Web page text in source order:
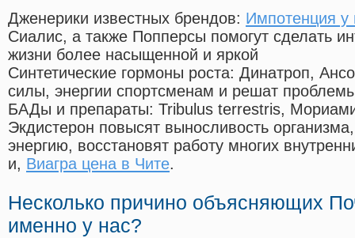
Дженерики известных брендов: Импотенция у
Сиалис, а также Попперсы помогут сделать
жизни более насыщенной и яркой
Синтетические гормоны роста: Динатроп,
силы, энергии спортсменам и решат
БАДы и препараты: Tribulus terrestris,
Экдистерон повысят выносливость
энергию, восстановят работу многих
и, Виагра цена в Чите.
Несколько причино объясняющих
именно у нас?